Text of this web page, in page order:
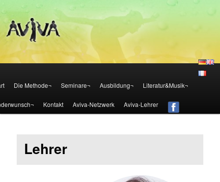
Aviva – Methode – Österreich
Die Methode¬ Seminare¬ Ausbildung¬ Literatur&Musik¬
Kontakt Aviva-Netzwerk Aviva-Lehrer
Lehrer